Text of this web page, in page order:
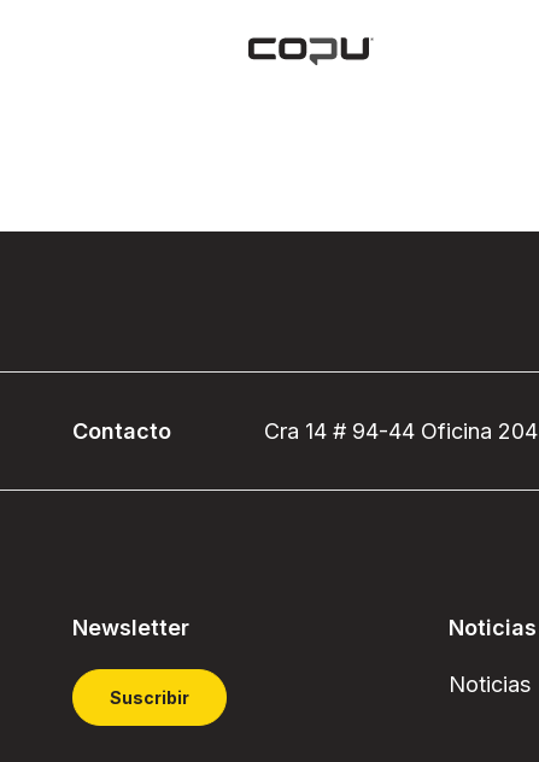
Contacto Cra 14 # 94-44 Oficina 204
Newsletter
Suscribir
Noticias
Noticias